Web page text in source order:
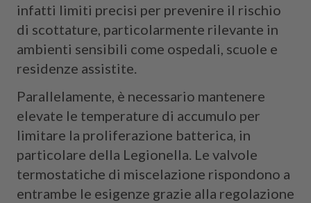
infatti limiti precisi per prevenire il rischio
di scottature, particolarmente rilevante in
ambienti sensibili come ospedali, scuole e
residenze assistite.
Parallelamente, è necessario mantenere
elevate le temperature di accumulo per
limitare la proliferazione batterica, in
particolare della Legionella. Le valvole
termostatiche di miscelazione rispondono a
entrambe le esigenze grazie alla regolazione